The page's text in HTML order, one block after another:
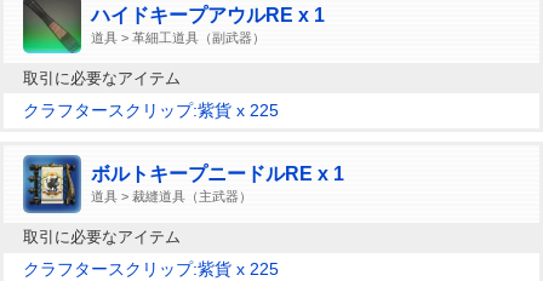
ハイドキープアウルRE x 1
道具 > 革細工道具（副武器）
取引に必要なアイテム
クラフタースクリップ:紫貨 x 225
ボルトキープニードルRE x 1
道具 > 裁縫道具（主武器）
取引に必要なアイテム
クラフタースクリップ:紫貨 x 225